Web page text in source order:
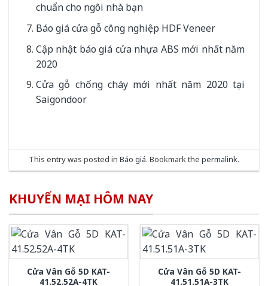
chuẩn cho ngôi nhà bạn
Báo giá cửa gỗ công nghiệp HDF Veneer
Cập nhật báo giá cửa nhựa ABS mới nhất năm
2020
Cửa gỗ chống cháy mới nhất năm 2020 tại
Saigondoor
This entry was posted in Báo giá. Bookmark the permalink.
KHUYẾN MẠI HÔM NAY
Cửa Vân Gỗ 5D KAT-
41.52.52A-4TK
Cửa Vân Gỗ 5D KAT-
41.51.51A-3TK